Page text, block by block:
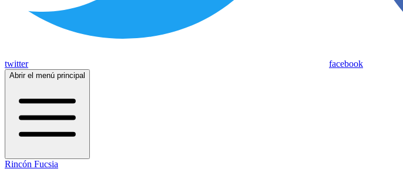
twitter facebook
Abrir el menú principal
Rincón Fucsia